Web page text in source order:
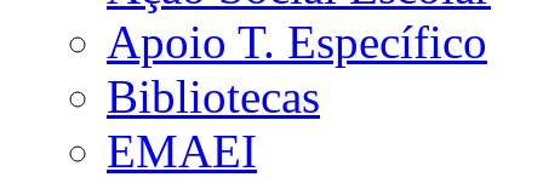
Apoio T. Específico
Bibliotecas
EMAEI